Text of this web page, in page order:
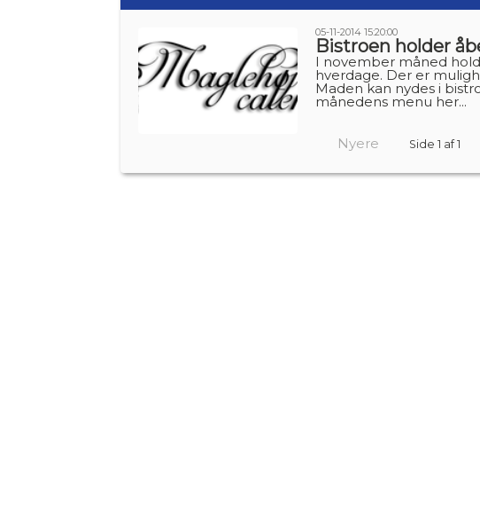
05-11-2014 15:20:00
Bistroen holder
I november måned
hverdage. Der er
Maden kan nydes i
månedens menu her...
Nyere Side 1 af 1